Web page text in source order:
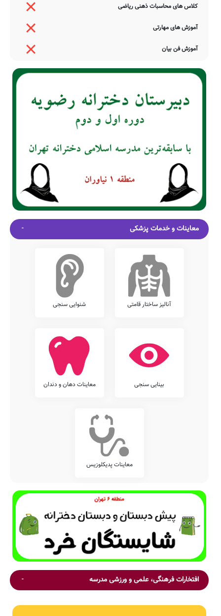
کلاس های محاسبات ذهنی ریاضی
آموزش های مهارتی
آموزش فن بیان
معاینات و خدمات پزشکی
آنالیز ساختار قامتی شنوایی سنجی
بینایی سنجی معاینات دهان و دندان
معاینات پدیکلوزیس
افتخارات فرهنگی، علمی و ورزشی مدرسه